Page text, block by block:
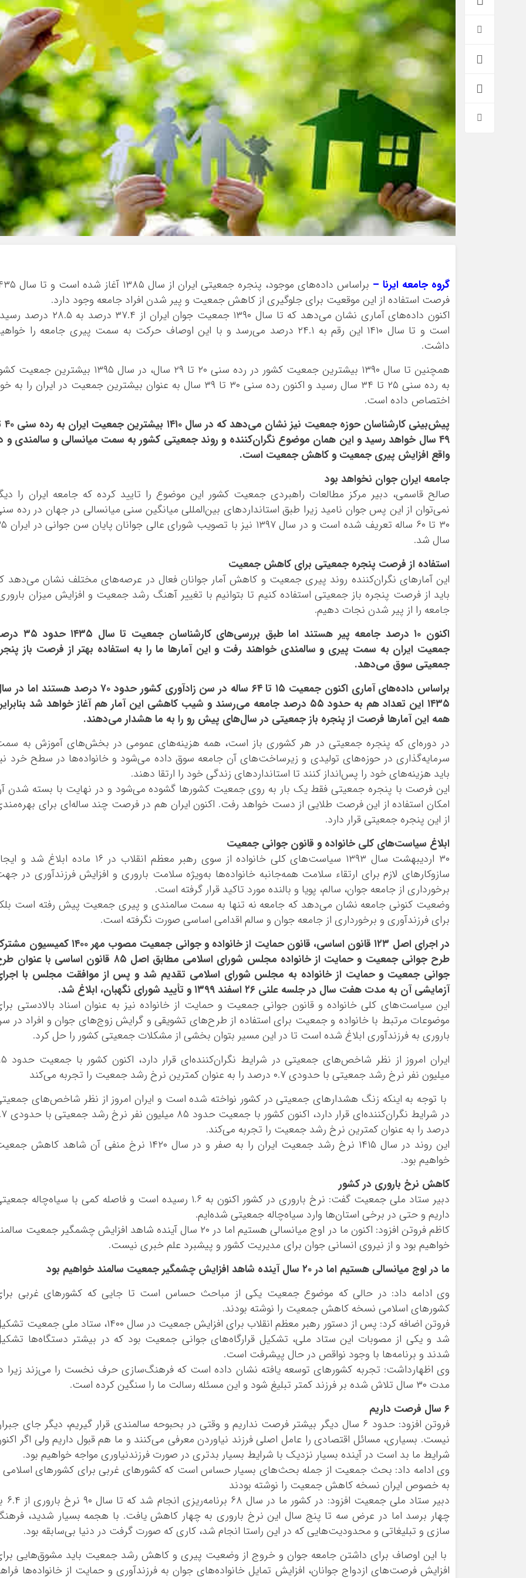
*فرهنگی
دفاع مقدس
*جهان
بین الملل
آسیای غربی
آمریکا و اروپا
*چندرسانه‌ای
فیلم
گالری
اینفوگرافی
عکس
صوت و فیلم
*استان ها
آذربایجان
آذربایجان غربی
اردبیل
اصفهان
البرز
تهران
خراسان جنوبی
خراسان رضوی
خوزستان
زنجان
سیستان و
فارس
کردستان
کرمان
کرمانشاه
گیلان
لرستان
مرکزی
هرمزگان
گروه جامعه ایرنا –
براساس داده‌های موجود، پنجره جمعیتی ایران از سال
فرصت استفاده از این موقعیت برای جلوگیری از کاهش جمعیت و پیر شدن افراد جامعه وجود دارد.
اکنون داده‌های آماری نشان می‌دهد که تا سال ۱۳۹۰ جمعیت جوان ایران از ۳۷.۴ درصد به
است و تا سال ۱۴۱۰ این رقم به ۲۴.۱ درصد می‌رسد و با این اوصاف حرکت به سمت پیری جامعه را
داشت.
همچنین تا سال ۱۳۹۰ بیشترین جمعیت کشور در رده سنی ۲۰ تا ۲۹ سال، در سال ۱۳۹۵ بیشترین
به رده سنی ۲۵ تا ۳۴ سال رسید و اکنون رده سنی ۳۰ تا ۳۹ سال به عنوان بیشترین جمعیت در ایران را به
اختصاص داده است.
پیش‌بینی
۴۹ سال خواهد رسید و این همان موضوع نگران‌کننده و روند جمعیتی کشور به سمت میانسالی و سالمندی و
واقع افزایش پیری جمعیت و کاهش جمعیت است.
جامعه ایران جوان نخواهد بود
صالح قاسمی، دبیر مرکز مطالعات راهبردی جمعیت کشور این موضوع را تایید کرده که جامعه ایران را
نمی‌توان از این پس جوان نامید زیرا طبق استانداردهای بین‌المللی میانگین سنی میانسالی در جهان در رده
۳۰ تا ۶۰ ساله تعریف شده است و در
سال شد.
استفاده از فرصت پنجره جمعیتی برای کاهش جمعیت
این آمارهای نگران‌کننده روند پیری جمعیت و کاهش آمار جوانان فعال در عرصه‌های مختلف نشان می‌دهد
باید از فرصت پنجره باز جمعیتی استفاده کنیم تا بتوانیم با تغییر آهنگ رشد جمعیت و افزایش میزان
جامعه را از پیر شدن نجات دهیم.
اکنون ۱۰ درصد جامعه پیر هستند اما طبق بررسی‌های کارشناسان جمعیت
جمعیت ایران به سمت پیری و سالمندی خواهند رفت و این آمارها ما را به استفاده بهتر از فرصت باز
جمعیتی سوق می‌دهد.
براساس داده‌های آماری اکنون جمعیت ۱۵ تا ۶۴ ساله در سن زادآوری کشور حدود ۷۰ درصد هستند
۱۴۳۵ این تعداد هم به حدود ۵۵ درصد جامعه می‌رسند و شیب کاهشی این آمار هم آغاز خواهد شد
همه این آمارها فرصت از پنجره باز جمعیتی در سال‌های پیش رو را به ما هشدار می‌دهند.
در دوره‌ای که پنجره جمعیتی در هر کشوری باز است، همه هزینه‌های عمومی در بخش‌های آموزش به
سرمایه‌گذاری در حوزه‌های تولیدی و زیرساخت‌های آن جامعه سوق داده می‌شود و خانواده‌ها در سطح خرد
باید هزینه‌های خود را پس‌انداز کنند تا استانداردهای زندگی خود را ارتقا دهند.
این فرصت با پنجره جمعیتی فقط یک بار به روی جمعیت کشورها گشوده می‌شود و در نهایت با بسته شدن
امکان استفاده از این فرصت طلایی از دست خواهد رفت. اکنون ایران هم در فرصت چند ساله‌ای برای
از این پنجره جمعیتی قرار دارد.
ابلاغ سیاست‌های کلی خانواده و قانون جوانی جمعیت
۳۰ اردیبهشت سال ۱۳۹۳ سیاست‌های کلی خانواده از سوی رهبر معظم انقلاب در ۱۶ ماده ابلاغ شد
سازوکارهای لازم برای ارتقاء سلامت همه‌جانبه خانواده‌ها به‌ویژه سلامت باروری و افزایش فرزندآوری در
برخورداری از جامعه جوان، سالم، پویا و بالنده مورد تاکید قرار گرفته است.
وضعیت کنونی جامعه نشان می‌دهد که جامعه نه تنها به سمت سالمندی و پیری جمعیت پیش رفته است
برای فرزندآوری و برخورداری از جامعه جوان و سالم اقدامی اساسی صورت نگرفته است.
در اجرای اصل ۱۲۳ قانون اساسی، قانون حمایت از خانواده و جوانی جمعیت مصوب مهر ۱۴۰۰
طرح جوانی جمعیت و حمایت از خانواده مجلس شورای اسلامی مطابق اصل ۸۵ قانون اساسی با
جوانی جمعیت و حمایت از خانواده به مجلس شورای اسلامی تقدیم شد و پس از موافقت مجلس با
آزمایشی آن به مدت هفت سال در جلسه علنی ۲۶ اسفند ۱۳۹۹ و تأیید شورای نگهبان، ابلاغ شد.
این سیاست‌های کلی خانواده و قانون جوانی جمعیت و حمایت از خانواده نیز به عنوان اسناد بالادستی
موضوعات مرتبط با خانواده و جمعیت برای استفاده از طرح‌های تشویقی و گرایش زوج‌های جوان و افراد در
باروری به فرزندآوری ابلاغ شده است تا در این مسیر بتوان بخشی از مشکلات جمعیتی کشور را حل کرد.
ایران امروز از نظر شاخص‌های
میلیون نفر نرخ رشد جمعیتی با حدودی ۰.۷ درصد را به عنوان کمترین نرخ رشد جمعیت را تجربه می‌کند
با توجه به اینکه زنگ هشدارهای جمعیتی در کشور نواخته شده است و ایران امروز از نظر شاخص‌های
در شرایط نگران‌کننده‌ای قرار دارد،
درصد را به عنوان کمترین نرخ رشد جمعیت را تجربه می‌کند.
این روند در سال ۱۴۱۵ نرخ رشد جمعیت ایران را به صفر و در سال ۱۴۲۰ نرخ منفی آن شاهد کاهش
خواهیم بود.
کاهش نرخ باروری در کشور
دبیر ستاد ملی جمعیت گفت: نرخ باروری در کشور اکنون به ١.٦ رسیده است و فاصله کمی با سیاه‌چاله
داریم و حتی در برخی استان‌ها وارد سیاه‌چاله جمعیتی شده‌ایم.
کاظم فروتن افزود: اکنون ما در اوج میانسالی هستیم اما در ٢٠ سال آینده شاهد افزایش چشمگیر جمعیت
خواهیم بود و از نیروی انسانی جوان برای مدیریت کشور و پیشبرد علم خبری نیست.
ما در اوج میانسالی هستیم اما در ٢٠ سال آینده شاهد افزایش چشمگیر جمعیت سالمند خواهیم بود
وی ادامه داد: در حالی که موضوع جمعیت یکی از مباحث حساس است تا جایی که کشورهای غربی
کشورهای اسلامی نسخه کاهش جمعیت را نوشته بودند.
فروتن اضافه کرد: پس از دستور رهبر معظم انقلاب برای افزایش جمعیت در سال ١٤٠٠، ستاد ملی
شد و یکی از مصوبات این ستاد ملی، تشکیل قرارگاه‌های جوانی جمعیت بود که در بیشتر دستگاه‌ها
شدند و برنامه‌ها با وجود نواقص در حال پیشرفت است.
وی اظهارداشت: تجربه کشورهای توسعه یافته نشان داده است که فرهنگ‌سازی حرف نخست را می‌زند زیرا
مدت ٣٠ سال تلاش شده بر فرزند کمتر تبلیغ شود و این مسئله رسالت ما را سنگین کرده است.
۶ سال فرصت داریم
فروتن افزود: حدود ۶ سال دیگر بیشتر فرصت نداریم و وقتی در بحبوحه سالمندی قرار گیریم، دیگر جای
نیست. بسیاری، مسائل اقتصادی را عامل اصلی فرزند نیاوردن معرفی می‌کنند و ما هم قبول داریم ولی اگر
شرایط ما بد است در آینده بسیار نزدیک با شرایط بسیار بدتری در صورت فرزندنیاوری مواجه خواهیم بود.
وی ادامه داد: بحث جمعیت از جمله بحث‌های بسیار حساس است که کشورهای غربی برای کشورهای اسلامی
به خصوص ایران نسخه کاهش جمعیت را نوشته بودند
دبیر ستاد ملی جمعیت
چهار برسد اما در عرض سه تا پنج سال این نرخ باروری به چهار کاهش یافت. با هجمه بسیار شدید،
سازی و تبلیغاتی و محدودیت‌هایی که در این راستا انجام شد، کاری که صورت گرفت در دنیا بی‌سابقه بود.
با این اوصاف برای داشتن جامعه جوان و خروج از وضعیت پیری و کاهش رشد جمعیت باید مشوق‌هایی
افزایش فرصت‌های ازدواج جوانان، افزایش تمایل خانواده‌های جوان به فرزندآوری و حمایت از خانواده‌ها